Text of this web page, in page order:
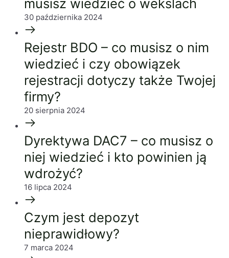
musisz wiedzieć o wekslach
30 października 2024
Rejestr BDO – co musisz o nim
wiedzieć i czy obowiązek
rejestracji dotyczy także Twojej
firmy?
20 sierpnia 2024
Dyrektywa DAC7 – co musisz o
niej wiedzieć i kto powinien ją
wdrożyć?
16 lipca 2024
Czym jest depozyt
nieprawidłowy?
7 marca 2024